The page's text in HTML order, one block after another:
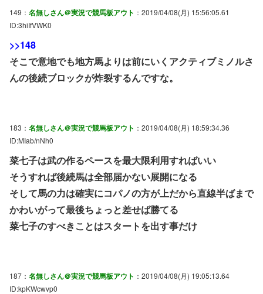
149： 名無しさん＠実況で競馬板アウト ：2019/04/08(月) 15:56:05.61
ID:3hiIfVWK0
>>148
そこで意地でも地方馬よりは前にいくアクティブミノルさ
んの後続ブロックが炸裂するんですな。
183： 名無しさん＠実況で競馬板アウト ：2019/04/08(月) 18:59:34.36
ID:MIab/nNh0
菜七子は武の作るペースを最大限利用すればいい
そうすれば後続馬は全部届かない展開になる
そして馬の力は確実にコパノの方が上だから直線半ばまで
かわいがって最後ちょっと差せば勝てる
菜七子のすべきことはスタートを出す事だけ
187： 名無しさん＠実況で競馬板アウト ：2019/04/08(月) 19:05:13.64
ID:kpKWcwvp0